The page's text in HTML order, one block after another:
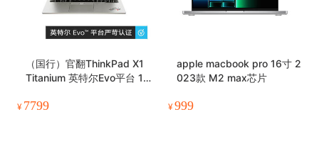
（国行）官翻ThinkPad X1
Titanium 英特尔Evo平台 1
控屏笔记本电脑
¥ 7799
apple macbook pro 16寸 2
023款 M2 max芯片
¥999